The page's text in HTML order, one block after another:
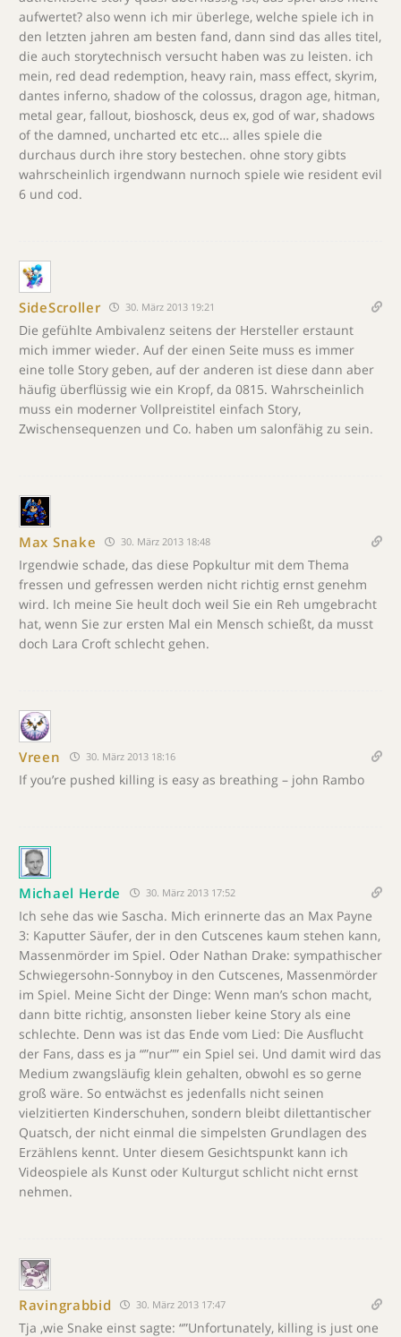
aufwertet? also wenn ich mir überlege, welche spiele ich in
den letzten jahren am besten fand, dann sind das alles titel,
die auch storytechnisch versucht haben was zu leisten. ich
mein, red dead redemption, heavy rain, mass effect, skyrim,
dantes inferno, shadow of the colossus, dragon age, hitman,
metal gear, fallout, bioshosck, deus ex, god of war, shadows
of the damned, uncharted etc etc… alles spiele die
durchaus durch ihre story bestechen. ohne story gibts
wahrscheinlich irgendwann nurnoch spiele wie resident evil
6 und cod.
SideScroller 30. März 2013 19:21
Die gefühlte Ambivalenz seitens der Hersteller erstaunt
mich immer wieder. Auf der einen Seite muss es immer
eine tolle Story geben, auf der anderen ist diese dann aber
häufig überflüssig wie ein Kropf, da 0815. Wahrscheinlich
muss ein moderner Vollpreistitel einfach Story,
Zwischensequenzen und Co. haben um salonfähig zu sein.
Max Snake 30. März 2013 18:48
Irgendwie schade, das diese Popkultur mit dem Thema
fressen und gefressen werden nicht richtig ernst genehm
wird. Ich meine Sie heult doch weil Sie ein Reh umgebracht
hat, wenn Sie zur ersten Mal ein Mensch schießt, da musst
doch Lara Croft schlecht gehen.
Vreen 30. März 2013 18:16
If you’re pushed killing is easy as breathing – john Rambo
Michael Herde 30. März 2013 17:52
Ich sehe das wie Sascha. Mich erinnerte das an Max Payne
3: Kaputter Säufer, der in den Cutscenes kaum stehen kann,
Massenmörder im Spiel. Oder Nathan Drake: sympathischer
Schwiegersohn-Sonnyboy in den Cutscenes, Massenmörder
im Spiel. Meine Sicht der Dinge: Wenn man’s schon macht,
dann bitte richtig, ansonsten lieber keine Story als eine
schlechte. Denn was ist das Ende vom Lied: Die Ausflucht
der Fans, dass es ja “”nur”” ein Spiel sei. Und damit wird das
Medium zwangsläufig klein gehalten, obwohl es so gerne
groß wäre. So entwächst es jedenfalls nicht seinen
vielzitierten Kinderschuhen, sondern bleibt dilettantischer
Quatsch, der nicht einmal die simpelsten Grundlagen des
Erzählens kennt. Unter diesem Gesichtspunkt kann ich
Videospiele als Kunst oder Kulturgut schlicht nicht ernst
nehmen.
Ravingrabbid 30. März 2013 17:47
Tja ,wie Snake einst sagte: “”Unfortunately, killing is just one